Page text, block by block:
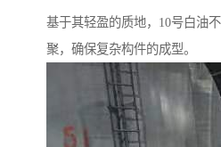
基于其轻盈的质地，10号白油
聚，确保复杂构件的成型。